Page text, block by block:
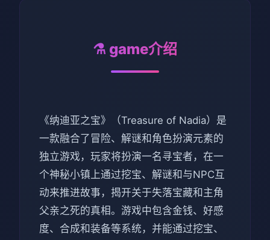
⚗️ game介绍
《纳迪亚之宝》（Treasure of Nadia）是
一款融合了冒险、解谜和角色扮演元素的
独立游戏，玩家将扮演一名寻宝者，在一
个神秘小镇上通过挖宝、解谜和与NPC互
动来推进故事，揭开关于失落宝藏和主角
父亲之死的真相。游戏中包含金钱、好感
度、合成和装备等系统，并能通过挖宝、